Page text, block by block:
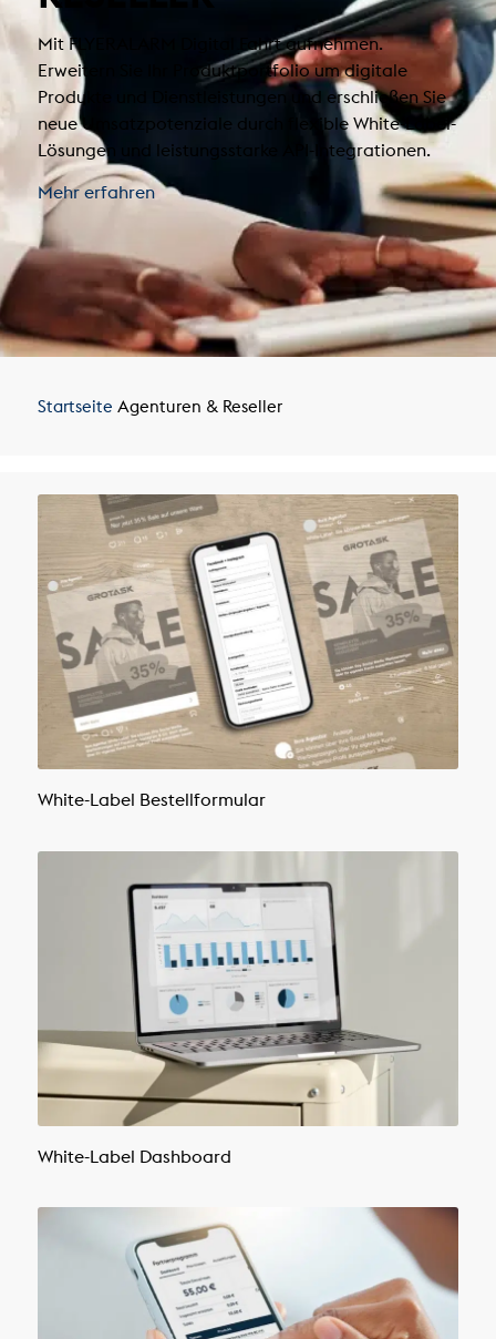
Mit FLYERALARM Digital Fahrt aufnehmen.
Erweitern Sie Ihr Produktportfolio um digitale
Produkte und Dienstleistungen und erschließen Sie
neue Umsatzpotenziale durch flexible White-Label-
Lösungen und leistungsstarke API-Integrationen.
Mehr erfahren
Startseite Agenturen & Reseller
White-Label Bestellformular
White-Label Dashboard